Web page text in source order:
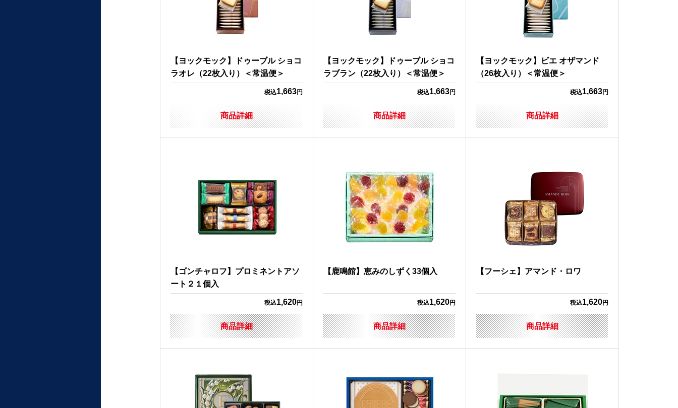
【ヨックモック】ドゥーブル ショコ
ラオレ（22枚入り）＜常温便＞
税込1,663円
商品詳細
【ヨックモック】ドゥーブル ショコ
ラブラン（22枚入り）＜常温便＞
税込1,663円
商品詳細
【ヨックモック】ビエ オザマンド
（26枚入り）＜常温便＞
税込1,663円
商品詳細
【ゴンチャロフ】プロミネントアソ
ート２１個入
税込1,620円
商品詳細
【鹿鳴館】恵みのしずく33個入
税込1,620円
商品詳細
【フーシェ】アマンド・ロワ
税込1,620円
商品詳細